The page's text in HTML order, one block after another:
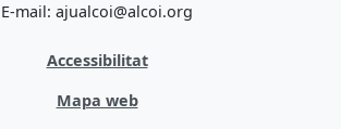
E-mail: ajualcoi@alcoi.org
Accessibilitat
Mapa web